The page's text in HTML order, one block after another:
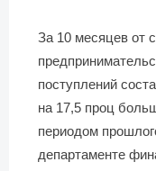
За 10 месяцев от
поступлений
на 17,5 проц
периодом
департаменте